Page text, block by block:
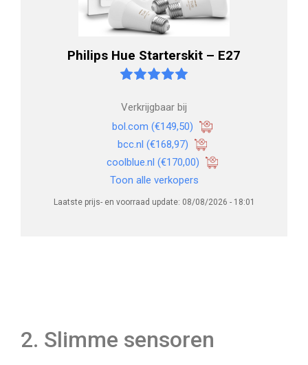
Philips Hue Starterskit – E27
Verkrijgbaar bij
bol.com (€149,50)
bcc.nl (€168,97)
coolblue.nl (€170,00)
Toon alle verkopers
Laatste prijs- en voorraad update: 08/08/2026 - 18:01
2. Slimme sensoren